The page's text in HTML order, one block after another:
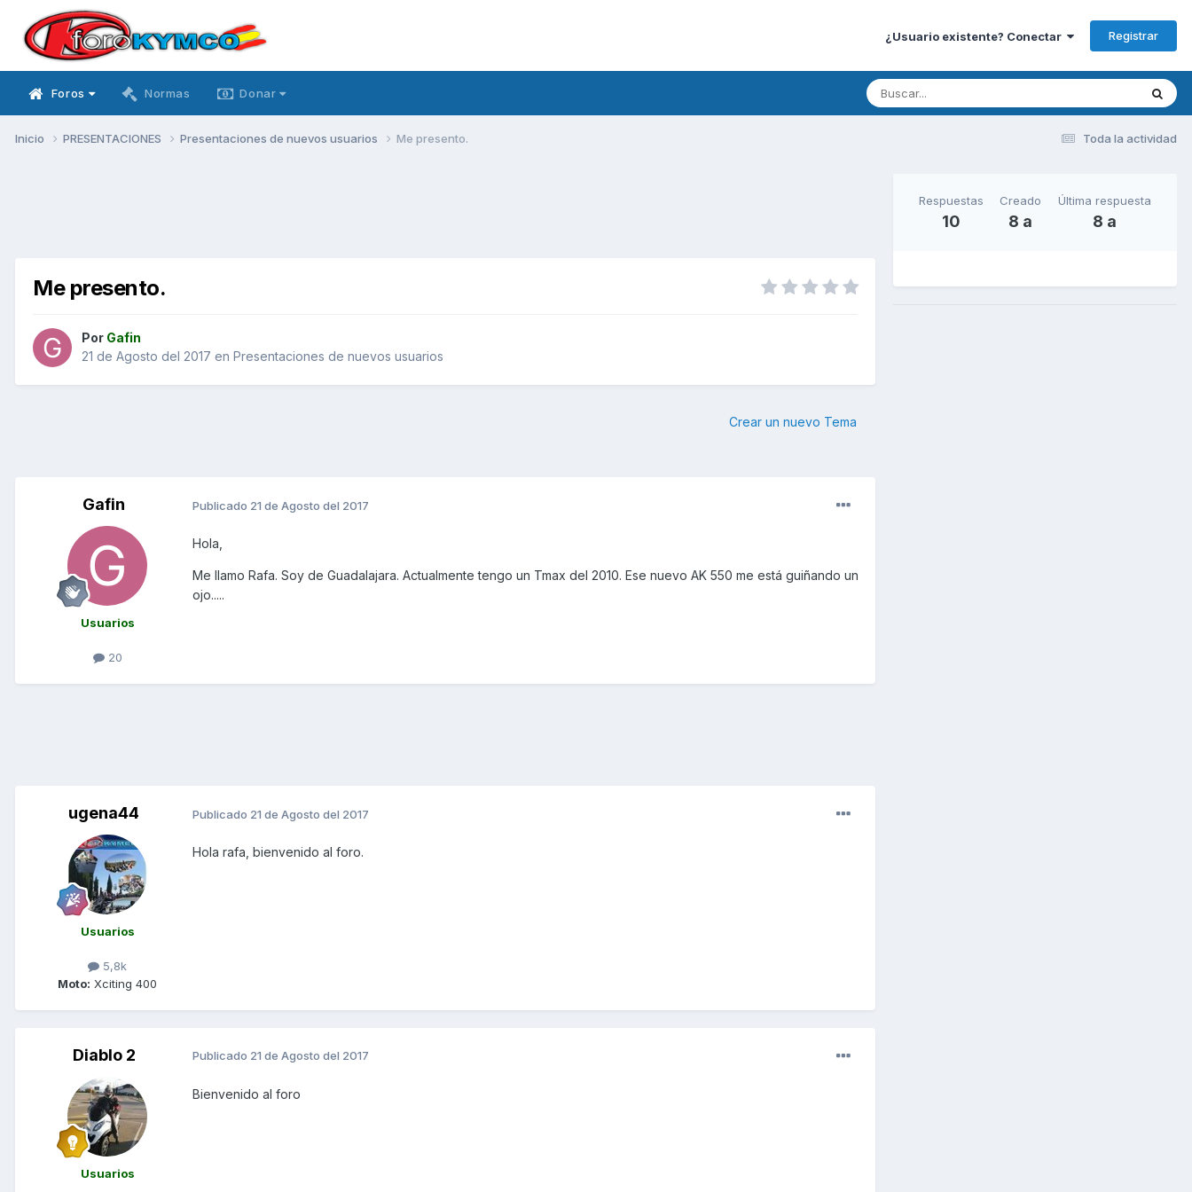
¿Usuario existente? Conectar Registrar
Foros Normas Donar
Toda la actividad
Inicio PRESENTACIONES Presentaciones de nuevos usuarios Me presento.
Me presento.
Por Gafin
21 de Agosto del 2017 en Presentaciones de nuevos usuarios
Crear un nuevo Tema
Gafin
Usuarios
20
Publicado 21 de Agosto del 2017
Hola,
Me llamo Rafa. Soy de Guadalajara. Actualmente tengo un Tmax del 2010. Ese nuevo AK 550 me está guiñando un
ojo.....
ugena44
Usuarios
5,8k
Moto: Xciting 400
Publicado 21 de Agosto del 2017
Hola rafa, bienvenido al foro.
Diablo 2
Usuarios
Publicado 21 de Agosto del 2017
Bienvenido al foro
Respuestas
10
Creado
8 a
Última respuesta
8 a